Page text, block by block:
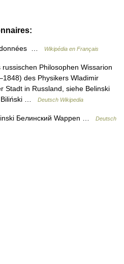
… Wikipédia en Français
Philosophen Wissarion
des Physikers Wladimir
Stadt in Russland, siehe Belinski
Biliński …
Deutsch Wikipedia
Белинский Wappen …
Deutsch